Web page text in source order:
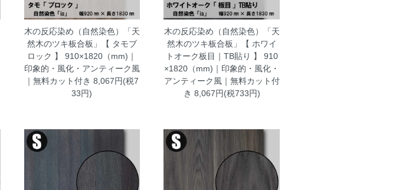
木の反応染め（自然染色）「天
然木のツキ板合板」【 タモブ
ロック 】 910×1820（mm)｜
印象的・風化・アンティーク風
｜無料カット付き 8,067円(税7
33円)
木の反応染め（自然染色）「天
然木のツキ板合板」【 ホワイ
トオーク板目｜TB貼り 】 910
×1820（mm)｜印象的・風化・
アンティーク風｜無料カット付
き 8,067円(税733円)